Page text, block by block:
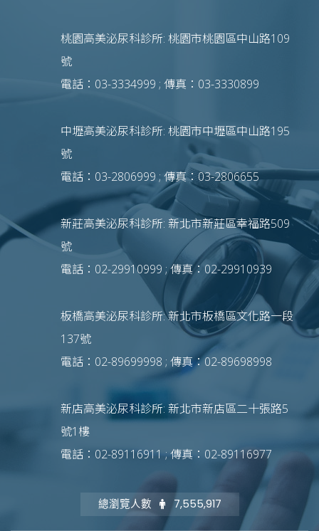
桃園高美泌尿科診所: 桃園市桃園區中山路109
號
電話：03-3334999 ; 傳真：03-3330899
中壢高美泌尿科診所: 桃園市中壢區中山路195
號
電話：03-2806999 ; 傳真：03-2806655
新莊高美泌尿科診所: 新北市新莊區幸福路509
號
電話：02-29910999 ; 傳真：02-29910939
板橋高美泌尿科診所: 新北市板橋區文化路一段
137號
電話：02-89699998 ; 傳真：02-89698998
新店高美泌尿科診所: 新北市新店區二十張路5
號1樓
電話：02-89116911 ; 傳真：02-89116977
總瀏覽人數 7,555,917